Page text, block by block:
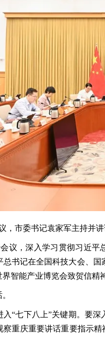
，市委书记袁家军主持并
议，深入学习贯彻习近平
书记在全国科技大会、国
智能产业博览会致贺信精
“七下八上”关键期。要
重庆重要讲话重要指示精